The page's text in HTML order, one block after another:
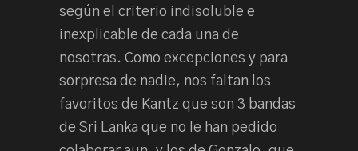
según el criterio indisoluble e
inexplicable de cada una de
nosotras. Como excepciones y para
sorpresa de nadie, nos faltan los
favoritos de Kantz que son 3 bandas
de Sri Lanka que no le han pedido